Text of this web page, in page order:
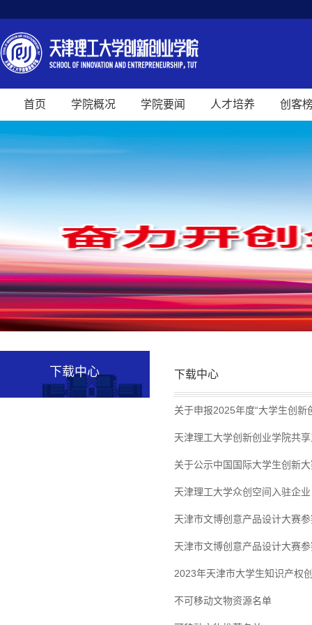
首页 学院概况 学院要闻 人才培养 创客
下载中心 下载中心
关于申报2025年度“大学生创新
天津理工大学创新创业学院共
关于公示中国国际大学生创新
天津理工大学众创空间入驻企
天津市文博创意产品设计大赛
天津市文博创意产品设计大赛
2023年天津市大学生知识产权
不可移动文物资源名单